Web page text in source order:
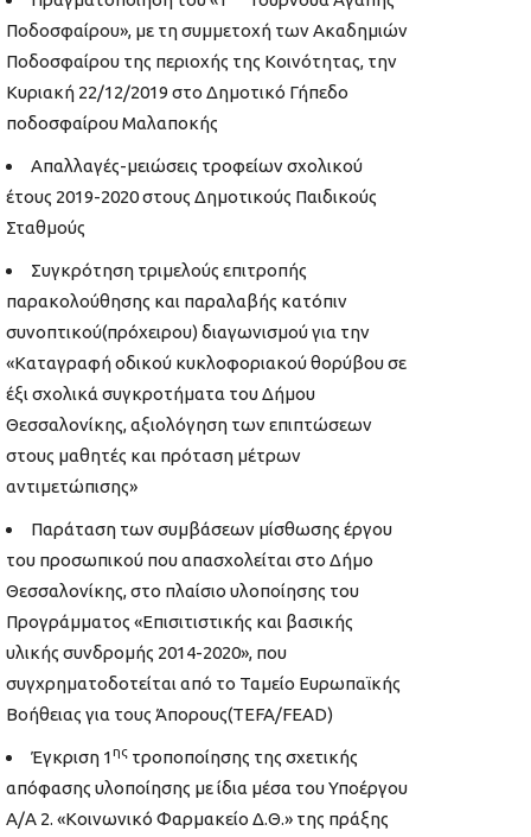
Ποδοσφαίρου», με τη συμμετοχή των Ακαδημιών
Ποδοσφαίρου της περιοχής της Κοινότητας, την
Κυριακή 22/12/2019 στο Δημοτικό Γήπεδο
ποδοσφαίρου Μαλαποκής
Απαλλαγές-μειώσεις τροφείων σχολικού
έτους 2019-2020 στους Δημοτικούς Παιδικούς
Σταθμούς
Συγκρότηση τριμελούς επιτροπής
παρακολούθησης και παραλαβής κατόπιν
συνοπτικού(πρόχειρου) διαγωνισμού για την
«Καταγραφή οδικού κυκλοφοριακού θορύβου σε
έξι σχολικά συγκροτήματα του Δήμου
Θεσσαλονίκης, αξιολόγηση των επιπτώσεων
στους μαθητές και πρόταση μέτρων
αντιμετώπισης»
Παράταση των συμβάσεων μίσθωσης έργου
του προσωπικού που απασχολείται στο Δήμο
Θεσσαλονίκης, στο πλαίσιο υλοποίησης του
Προγράμματος «Επισιτιστικής και βασικής
υλικής συνδρομής 2014-2020», που
συγχρηματοδοτείται από το Ταμείο Ευρωπαϊκής
Βοήθειας για τους Άπορους(TEFA/FEAD)
Έγκριση 1ης τροποποίησης της σχετικής
απόφασης υλοποίησης με ίδια μέσα του Υποέργου
Α/Α 2. «Κοινωνικό Φαρμακείο Δ.Θ.» της πράξης